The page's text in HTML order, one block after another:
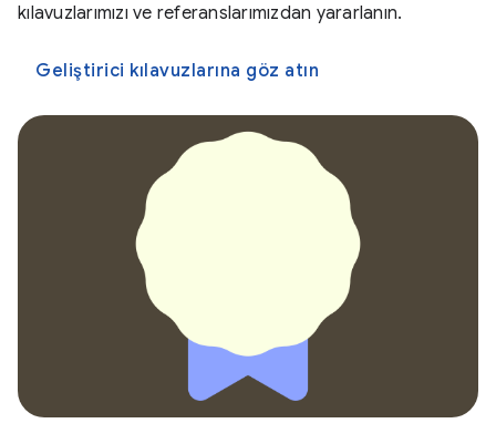
kılavuzlarımızı ve referanslarımızdan yararlanın.
Geliştirici kılavuzlarına göz atın